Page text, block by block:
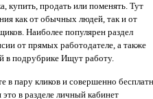
купить, продать или поменять. Тут
как от обычных людей, так и от
Наиболее популярен раздел
от прямых работодателе, а также
в подрубрике Ищут работу.
в пару кликов и совершенно
это в разделе личный кабинет